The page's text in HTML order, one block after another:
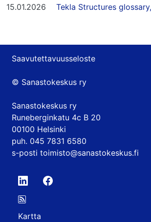
15.01.2026
Tekla Structures
Saavutettavuusseloste
© Sanastokeskus ry
Sanastokeskus ry
Runeberginkatu 4c B 20
00100 Helsinki
puh. 045 7831 6580
s-posti toimisto@sanastokeskus.fi
Kartta